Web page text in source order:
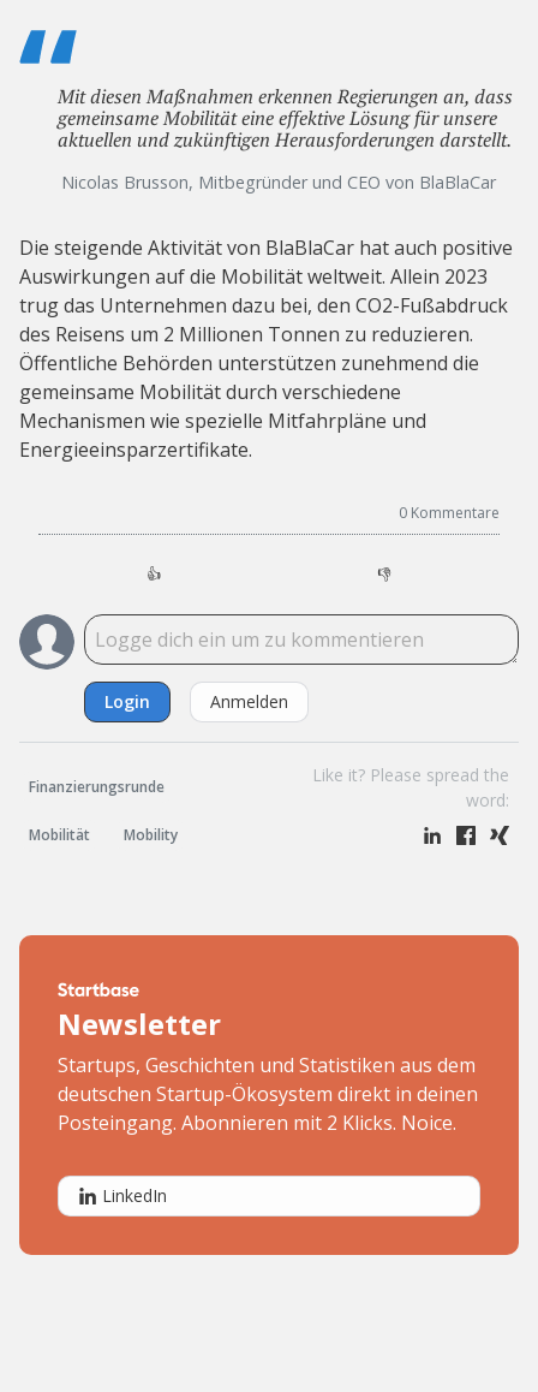
Mit diesen Maßnahmen erkennen Regierungen an, dass
gemeinsame Mobilität eine effektive Lösung für unsere
aktuellen und zukünftigen Herausforderungen darstellt.
Nicolas Brusson, Mitbegründer und CEO von BlaBlaCar
Die steigende Aktivität von BlaBlaCar hat auch positive
Auswirkungen auf die Mobilität weltweit. Allein 2023
trug das Unternehmen dazu bei, den CO2-Fußabdruck
des Reisens um 2 Millionen Tonnen zu reduzieren.
Öffentliche Behörden unterstützen zunehmend die
gemeinsame Mobilität durch verschiedene
Mechanismen wie spezielle Mitfahrpläne und
Energieeinsparzertifikate.
0 Kommentare
👍 👎
Login Anmelden
Finanzierungsrunde
Mobilität Mobility
Like it? Please spread the
word:
Newsletter
Startups, Geschichten und Statistiken aus dem
deutschen Startup-Ökosystem direkt in deinen
Posteingang. Abonnieren mit 2 Klicks. Noice.
LinkedIn